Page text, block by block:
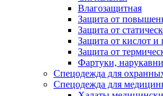
Влагозащитная
Защита от
Защита от
Защита от кислот и
Защита от
Фартуки,
Спецодежда для
Спецодежда для